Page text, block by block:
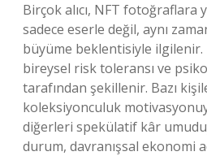
Birçok alıcı, NFT fotoğraflara
sadece eserle değil, aynı
büyüme beklentisiyle ilgilenir.
bireysel risk toleransı ve
tarafından şekillenir. Bazı
koleksiyonculuk
diğerleri spekülatif kâr
durum, davranışsal ekonomi